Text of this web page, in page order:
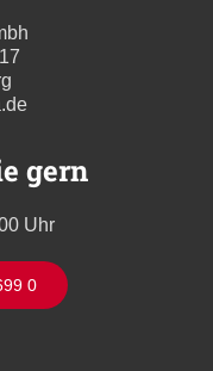
gern
Uhr
0